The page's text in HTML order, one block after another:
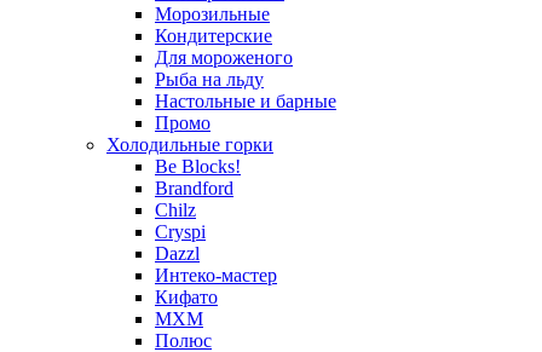
Морозильные
Кондитерские
Для мороженого
Рыба на льду
Настольные и барные
Промо
Холодильные горки
Be Blocks!
Brandford
Chilz
Cryspi
Dazzl
Интеко-мастер
Кифато
МХМ
Полюс